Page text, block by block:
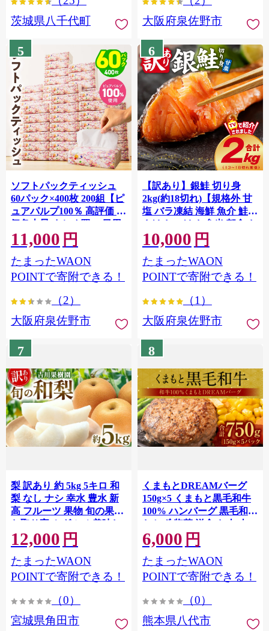
茨城県八千代町
大阪府泉佐野市
5
ソフトパックティッシュ
60パック×400枚 200組【ピ
ュアパルプ100％ 高評価 人
気急上昇 まとめ買い 日用
品 常備品 てぃっしゅ 備蓄
防災 箱なし】 010B1754
11,000 円
たまったWAON
POINTで寄附できる！
（2）
大阪府泉佐野市
6
【訳あり】銀鮭 切り身
2kg(約18切れ)【規格外 甘
塩 バラ凍結 海鮮 魚介 鮭
さけ しゃけ お弁当 朝食 お
かず 簡単調理 家計応援】
G4139
10,000 円
たまったWAON
POINTで寄附できる！
（1）
大阪府泉佐野市
7
梨 訳あり 約 5kg 5キロ 和
梨 なし ナシ 幸水 豊水 新
高 フルーツ 果物 旬の果物
お取り寄せ グルメ 美味し
い 甘い 人気 おすすめ 吉川
果樹園 宮城県 角田市 【先
行予約（2026年発送分）】
12,000 円
たまったWAON
POINTで寄附できる！
（0）
宮城県角田市
8
くまもとDREAMバーグ
150g×5 くまもと黒毛和牛
100% ハンバーグ 黒毛和牛
おかず 惣菜 洋食 お肉 肉
牛肉 にく 冷凍 熊本県 八代
市
6,000 円
たまったWAON
POINTで寄附できる！
（0）
熊本県八代市